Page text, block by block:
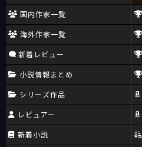
国内作家一覧
海外作家一覧
新着レビュー
小説情報まとめ
シリーズ作品
レビュアー
新着小説